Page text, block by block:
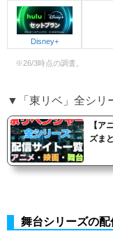
Disney+
※26/3時点の調査。
▼「東リベ」全シリ
【ア
ズま
舞台シリーズの配